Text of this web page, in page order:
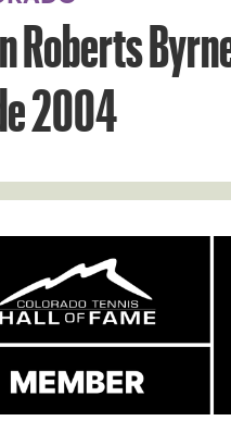
Roberts
2004